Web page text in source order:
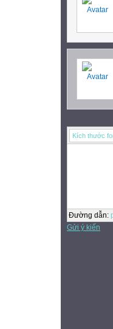
Kích thước
Đường dẫn:
Gửi ý kiến